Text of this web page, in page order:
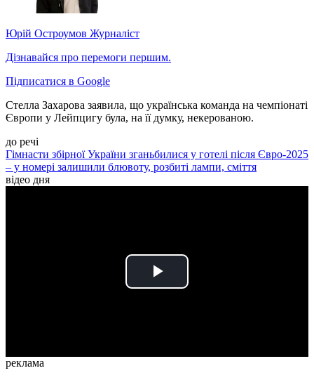
Юрій Остроумов Журналіст
Дізнавайся про перемоги першим.
Підписатися в Google
Стелла Захарова заявила, що українська команда на чемпіонаті
Європи у Лейпцигу була, на її думку, некерованою.
до речі
Гімнасти збірної України зганьбилися у готелі після Євро-2025
– у номері залишили блювоту, розбиті лампи, сміття
відео дня
Play
реклама